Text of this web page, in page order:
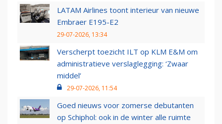
LATAM Airlines toont interieur van nieuwe
Embraer E195-E2
29-07-2026, 13:34
Verscherpt toezicht ILT op KLM E&M om
administratieve verslaglegging: ‘Zwaar
middel’
29-07-2026, 11:54
Goed nieuws voor zomerse debutanten
op Schiphol: ook in de winter alle ruimte